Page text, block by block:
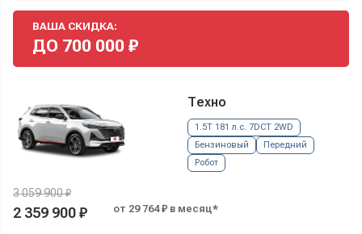
ВАША СКИДКА:
ДО 700 000 ₽
Техно
1.5T 181 л.с. 7DCT 2WD
Бензиновый
Передний
Робот
3 059 900 ₽
2 359 900 ₽ от 29 764 ₽ в месяц*